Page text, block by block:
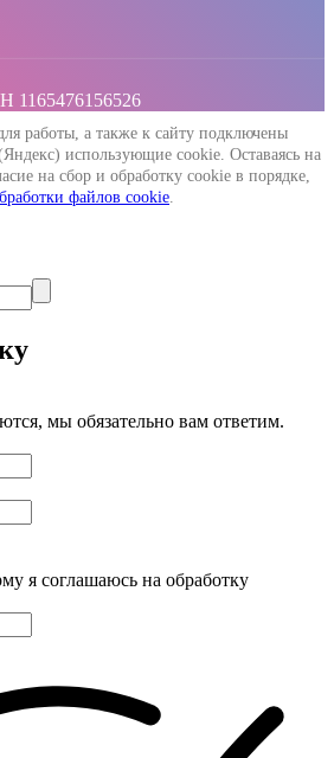
1165476156526
работы, а также к сайту подключены
использующие cookie. Оставаясь на
на сбор и обработку cookie в порядке,
файлов cookie.
мы обязательно вам ответим.
я соглашаюсь на обработку